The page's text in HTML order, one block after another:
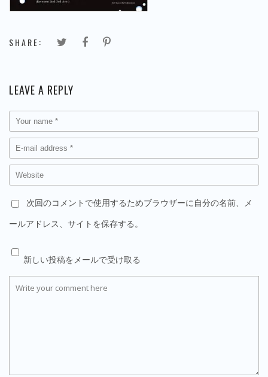
SHARE:
LEAVE A REPLY
次回のコメントで使用するためブラウザーに自分の名前、メ
ールアドレス、サイトを保存する。
新しい投稿をメールで受け取る